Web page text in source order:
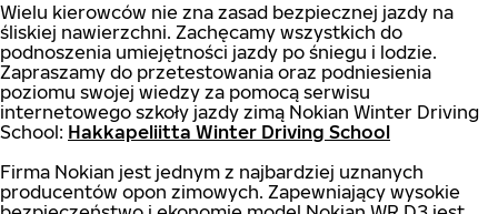
Wielu kierowców nie zna zasad bezpiecznej jazdy na
śliskiej nawierzchni. Zachęcamy wszystkich do
podnoszenia umiejętności jazdy po śniegu i lodzie.
Zapraszamy do przetestowania oraz podniesienia
poziomu swojej wiedzy za pomocą serwisu
internetowego szkoły jazdy zimą Nokian Winter Driving
School: Hakkapeliitta Winter Driving School
Firma Nokian jest jednym z najbardziej uznanych
producentów opon zimowych. Zapewniający wysokie